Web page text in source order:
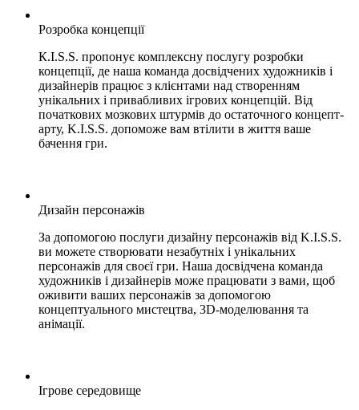
Розробка концепції
К.І.S.S. пропонує комплексну послугу розробки
концепції, де наша команда досвідчених художників і
дизайнерів працює з клієнтами над створенням
унікальних і привабливих ігрових концепцій. Від
початкових мозкових штурмів до остаточного концепт-
арту, K.I.S.S. допоможе вам втілити в життя ваше
бачення гри.
Дизайн персонажів
За допомогою послуги дизайну персонажів від K.I.S.S.
ви можете створювати незабутніх і унікальних
персонажів для своєї гри. Наша досвідчена команда
художників і дизайнерів може працювати з вами, щоб
оживити ваших персонажів за допомогою
концептуального мистецтва, 3D-моделювання та
анімації.
Ігрове середовище